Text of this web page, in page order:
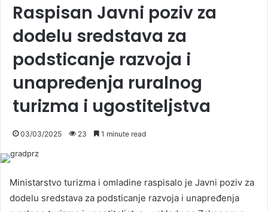
Raspisan Javni poziv za
dodelu sredstava za
podsticanje razvoja i
unapređenja ruralnog
turizma i ugostiteljstva
03/03/2025 23 1 minute read
Ministarstvo turizma i omladine raspisalo je Javni poziv za
dodelu sredstava za podsticanje razvoja i unapređenja